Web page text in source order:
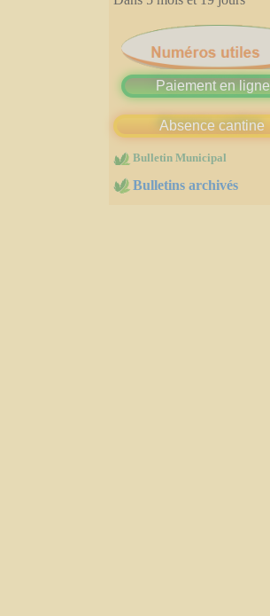
Paiement en ligne
Absence cantine
Bulletin Municipal
Bulletins archivés